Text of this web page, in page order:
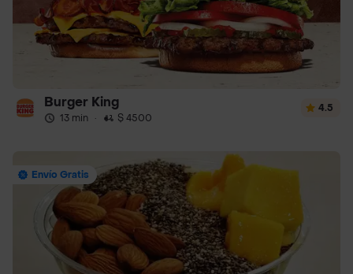
Burger King
13 min · $ 4500
4.5
Envío Gratis